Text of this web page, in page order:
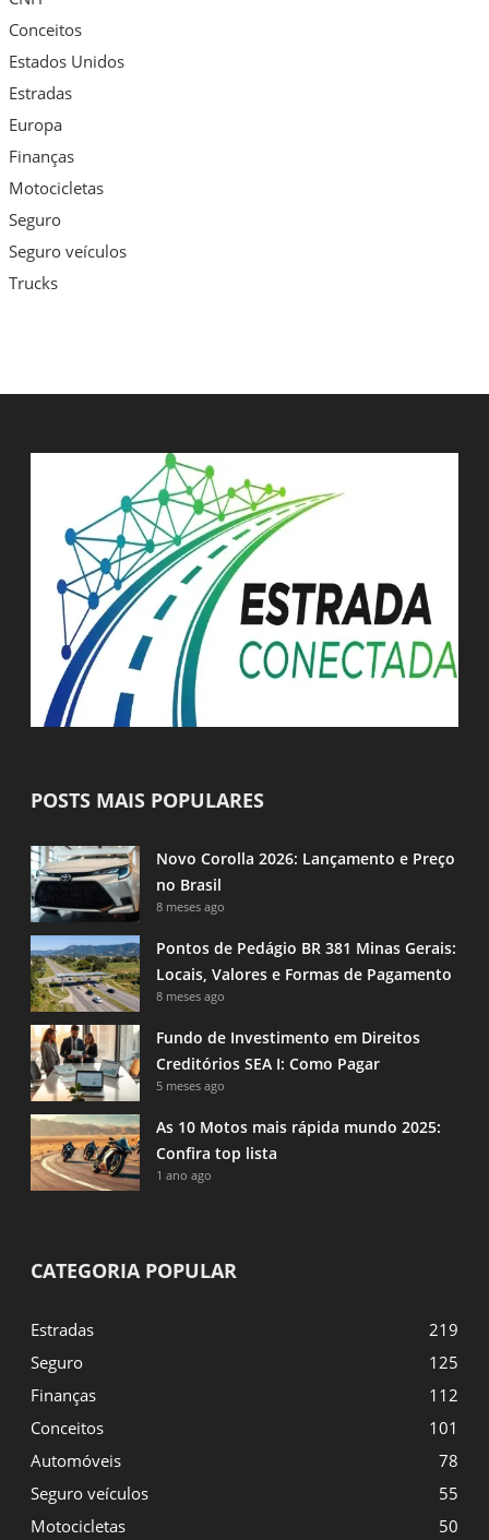
Conceitos
Estados Unidos
Estradas
Europa
Finanças
Motocicletas
Seguro
Seguro veículos
Trucks
POSTS MAIS POPULARES
Novo Corolla 2026: Lançamento e Preço
no Brasil
8 meses ago
Pontos de Pedágio BR 381 Minas Gerais:
Locais, Valores e Formas de Pagamento
8 meses ago
Fundo de Investimento em Direitos
Creditórios SEA I: Como Pagar
5 meses ago
As 10 Motos mais rápida mundo 2025:
Confira top lista
1 ano ago
CATEGORIA POPULAR
Estradas
219
Seguro
125
Finanças
112
Conceitos
101
Automóveis
78
Seguro veículos
55
Motocicletas
50